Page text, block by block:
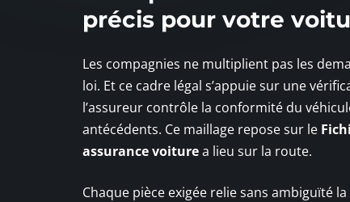
précis pour votre
Les compagnies ne multiplient pas les
loi. Et ce cadre légal s’appuie sur une
l’assureur contrôle la conformité du
antécédents. Ce maillage repose sur le
assurance voiturea lieu sur la route.
Chaque pièce exigée relie sans ambiguïté la